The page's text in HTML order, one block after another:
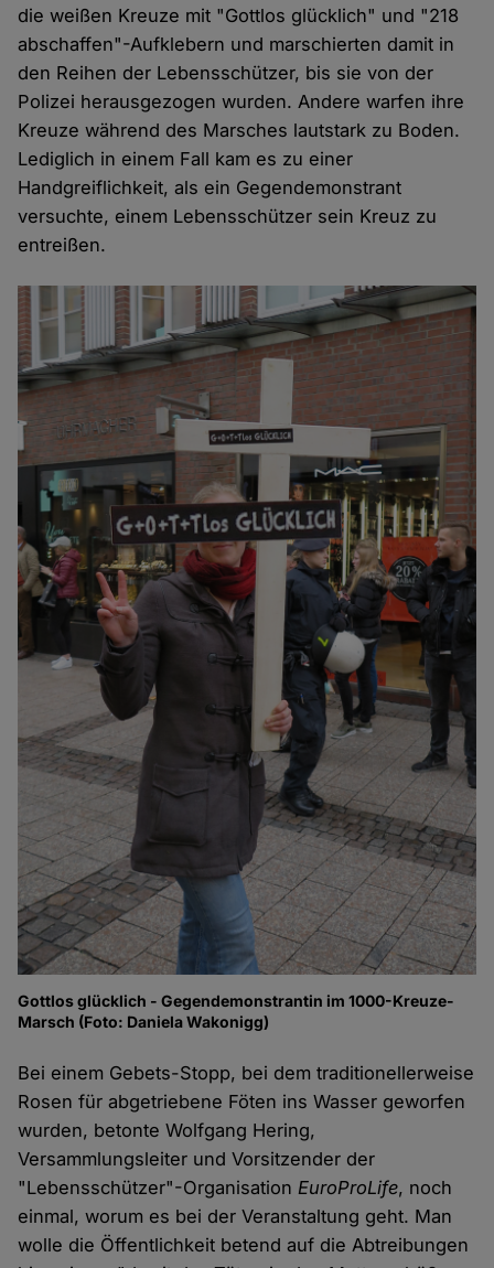
die weißen Kreuze mit "Gottlos glücklich" und "218
abschaffen"-Aufklebern und marschierten damit in
den Reihen der Lebensschützer, bis sie von der
Polizei herausgezogen wurden. Andere warfen ihre
Kreuze während des Marsches lautstark zu Boden.
Lediglich in einem Fall kam es zu einer
Handgreiflichkeit, als ein Gegendemonstrant
versuchte, einem Lebensschützer sein Kreuz zu
entreißen.
Gottlos glücklich - Gegendemonstrantin im 1000-Kreuze-
Marsch (Foto: Daniela Wakonigg)
Bei einem Gebets-Stopp, bei dem traditionellerweise
Rosen für abgetriebene Föten ins Wasser geworfen
wurden, betonte Wolfgang Hering,
Versammlungsleiter und Vorsitzender der
"Lebensschützer"-OrganisationEuroProLife, noch
einmal, worum es bei der Veranstaltung geht. Man
wolle die Öffentlichkeit betend auf die Abtreibungen